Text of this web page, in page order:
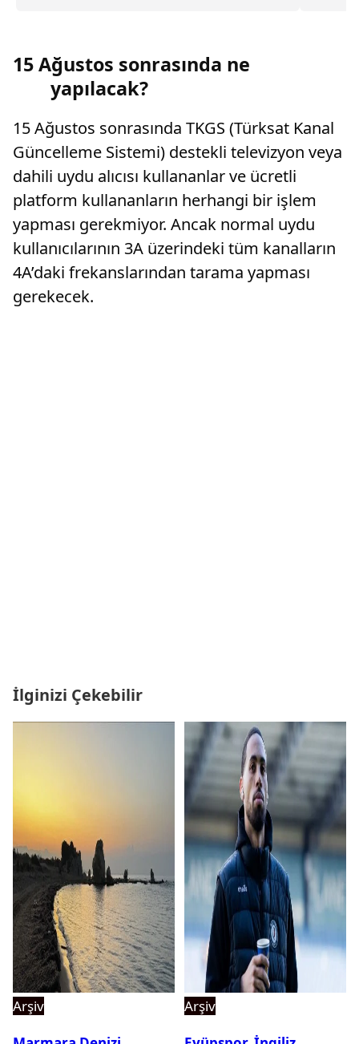
15 Ağustos sonrasında ne
yapılacak?
15 Ağustos sonrasında TKGS (Türksat Kanal
Güncelleme Sistemi) destekli televizyon veya
dahili uydu alıcısı kullananlar ve ücretli
platform kullananların herhangi bir işlem
yapması gerekmiyor. Ancak normal uydu
kullanıcılarının 3A üzerindeki tüm kanalların
4A’daki frekanslarından tarama yapması
gerekecek.
İlginizi Çekebilir
Arşiv
Arşiv